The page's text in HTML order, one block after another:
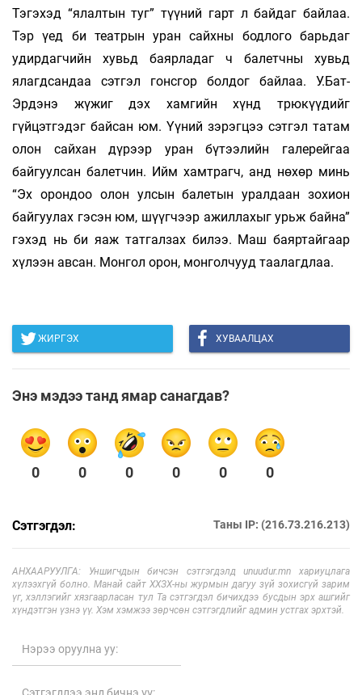
Тэгэхэд “ялалтын туг” түүний гарт л байдаг байлаа.
Тэр үед би театрын уран сайхны бодлого барьдаг
удирдагчийн хувьд баярладаг ч балетчны хувьд
ялагдсандаа сэтгэл гонсгор болдог байлаа. У.Бат-
Эрдэнэ жүжиг дэх хамгийн хүнд трюкүүдийг
гүйцэтгэдэг байсан юм. Үүний зэрэгцээ сэтгэл татам
олон сайхан дүрээр уран бүтээлийн галерейгаа
байгуулсан балетчин. Ийм хамтрагч, анд нөхөр минь
“Эх орондоо олон улсын балетын уралдаан зохион
байгуулах гэсэн юм, шүүгчээр ажиллахыг урьж байна”
гэхэд нь би яаж татгалзах билээ. Маш баяртайгаар
хүлээн авсан. Монгол орон, монголчууд таалагдлаа.
ЖИРГЭХ ХУВААЛЦАХ
Энэ мэдээ танд ямар санагдав?
0 0 0 0 0 0
Сэтгэгдэл: Таны IP: (216.73.216.213)
АНХААРУУЛГА: Уншигчдын бичсэн сэтгэгдэлд unuudur.mn хариуцлага
хүлээхгүй болно. Манай сайт ХХЗХ-ны журмын дагуу зүй зохисгүй зарим
үг, хэллэгийг хязгаарласан тул Та сэтгэгдэл бичихдээ бусдын эрх ашгийг
хүндэтгэн үзнэ үү. Хэм хэмжээ зөрчсөн сэтгэгдлийг админ устгах эрхтэй.